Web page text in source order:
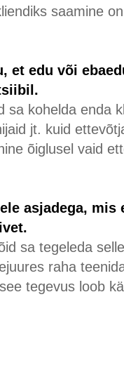
saamine
et edu või
sa kohelda enda
jt. kuid
õiglusel vaid
asjadega, mis
sa tegeleda
raha
tegevus loob